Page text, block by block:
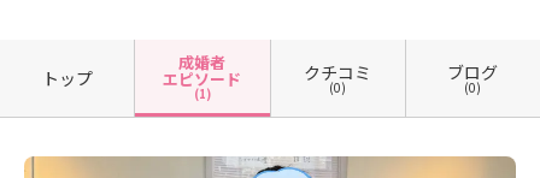
トップ
成婚者
エピソード
(1)
クチコミ
(0)
ブログ
(0)